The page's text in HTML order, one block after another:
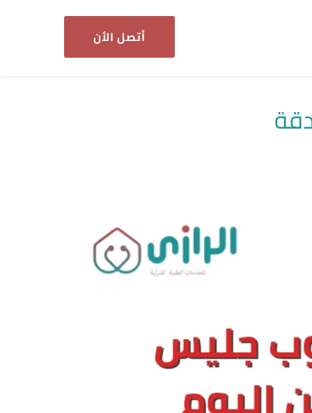
أتصل الأن